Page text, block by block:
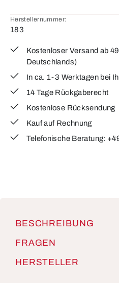
Herstellernummer:
183
Kostenloser Versand ab
Deutschlands)
In ca. 1-3 Werktagen bei
14 Tage Rückgaberecht
Kostenlose Rücksendung
Kauf auf Rechnung
Telefonische Beratung:
BESCHREIBUNG
FRAGEN
HERSTELLER